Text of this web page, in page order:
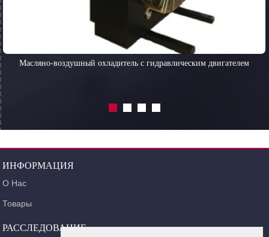
Масляно-воздушный охладитель с гидравлическим двигателем
ИНФОРМАЦИЯ
О Нас
Товары
РАССЛЕДОВАНИЕ